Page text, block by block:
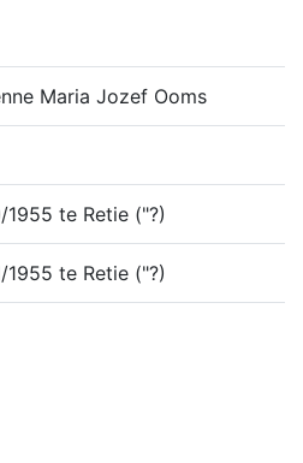
Maria Jozef Ooms
1955 te Retie ("?)
1955 te Retie ("?)